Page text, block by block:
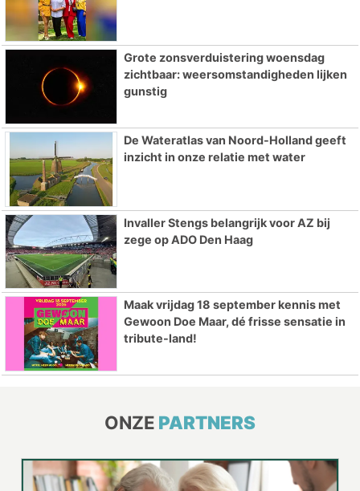
Grote zonsverduistering woensdag
zichtbaar: weersomstandigheden lijken
gunstig
De Wateratlas van Noord-Holland geeft
inzicht in onze relatie met water
Invaller Stengs belangrijk voor AZ bij
zege op ADO Den Haag
Maak vrijdag 18 september kennis met
Gewoon Doe Maar, dé frisse sensatie in
tribute-land!
ONZE PARTNERS